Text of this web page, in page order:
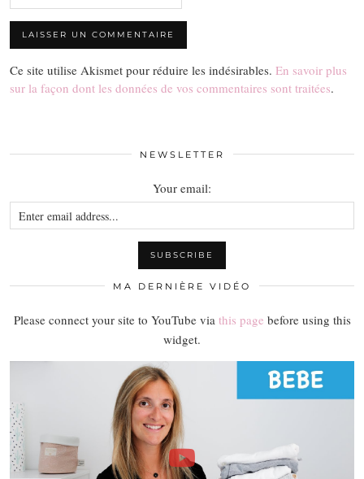
Ce site utilise Akismet pour réduire les indésirables. En savoir plus
sur la façon dont les données de vos commentaires sont traitées.
NEWSLETTER
Your email:
MA DERNIÈRE VIDÉO
Please connect your site to YouTube via this page before using this
widget.